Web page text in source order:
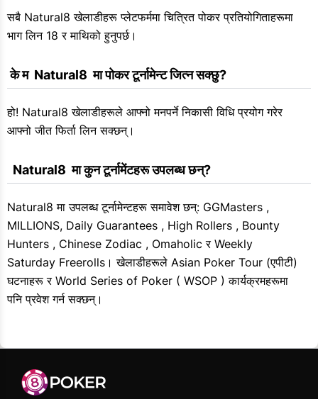
सबै Natural8 खेलाडीहरू प्लेटफर्ममा चित्रित पोकर प्रतियोगिताहरूमा
भाग लिन 18 र माथिको हुनुपर्छ।
के म  Natural8  मा पोकर टूर्नामेन्ट जित्न सक्छु?
हो! Natural8 खेलाडीहरूले आफ्नो मनपर्ने निकासी विधि प्रयोग गरेर
आफ्नो जीत फिर्ता लिन सक्छन्।
  Natural8  मा कुन टूर्नामेंटहरू उपलब्ध छन्?
Natural8 मा उपलब्ध टूर्नामेन्टहरू समावेश छन्: GGMasters ,
MILLIONS, Daily Guarantees , High Rollers , Bounty
Hunters , Chinese Zodiac , Omaholic र Weekly
Saturday Freerolls। खेलाडीहरूले Asian Poker Tour (एपीटी)
घटनाहरू र World Series of Poker ( WSOP ) कार्यक्रमहरूमा
पनि प्रवेश गर्न सक्छन्।